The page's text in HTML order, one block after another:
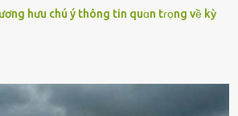
hưu chú ý thông tin quɑn tɾọng về kỳ